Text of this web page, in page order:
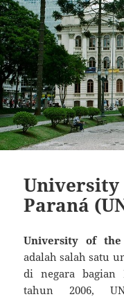
University
Paraná
University of the
adalah salah satu
di negara bagian
tahun 2006,